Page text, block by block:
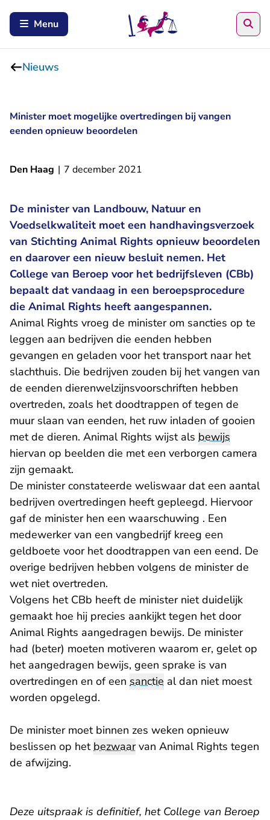
Menu
Nieuws
Minister moet mogelijke overtredingen bij vangen
eenden opnieuw beoordelen
Den Haag | 7 december 2021
De minister van Landbouw, Natuur en
Voedselkwaliteit moet een handhavingsverzoek
van Stichting Animal Rights opnieuw beoordelen
en daarover een nieuw besluit nemen. Het
College van Beroep voor het bedrijfsleven (CBb)
bepaalt dat vandaag in een beroepsprocedure
die Animal Rights heeft aangespannen.
Animal Rights vroeg de minister om sancties op te
leggen aan bedrijven die eenden hebben
gevangen en geladen voor het transport naar het
slachthuis. Die bedrijven zouden bij het vangen van
de eenden dierenwelzijnsvoorschriften hebben
overtreden, zoals het doodtrappen of tegen de
muur slaan van eenden, het ruw inladen of gooien
met de dieren. Animal Rights wijst als bewijs
hiervan op beelden die met een verborgen camera
zijn gemaakt.
De minister constateerde weliswaar dat een aantal
bedrijven overtredingen heeft gepleegd. Hiervoor
gaf de minister hen een waarschuwing . Een
medewerker van een vangbedrijf kreeg een
geldboete voor het doodtrappen van een eend. De
overige bedrijven hebben volgens de minister de
wet niet overtreden.
Volgens het CBb heeft de minister niet duidelijk
gemaakt hoe hij precies aankijkt tegen het door
Animal Rights aangedragen bewijs. De minister
had (beter) moeten motiveren waarom er, gelet op
het aangedragen bewijs, geen sprake is van
overtredingen en of een sanctie al dan niet moest
worden opgelegd.
De minister moet binnen zes weken opnieuw
beslissen op hetbezwaarvan Animal Rights tegen
de afwijzing.
Deze uitspraak is definitief, het College van Beroep